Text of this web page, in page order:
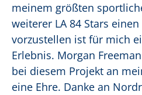
meinem größten
weiterer LA 84 Stars
vorzustellen ist für mich
Erlebnis. Morgan
bei diesem Projekt an
eine Ehre. Danke an